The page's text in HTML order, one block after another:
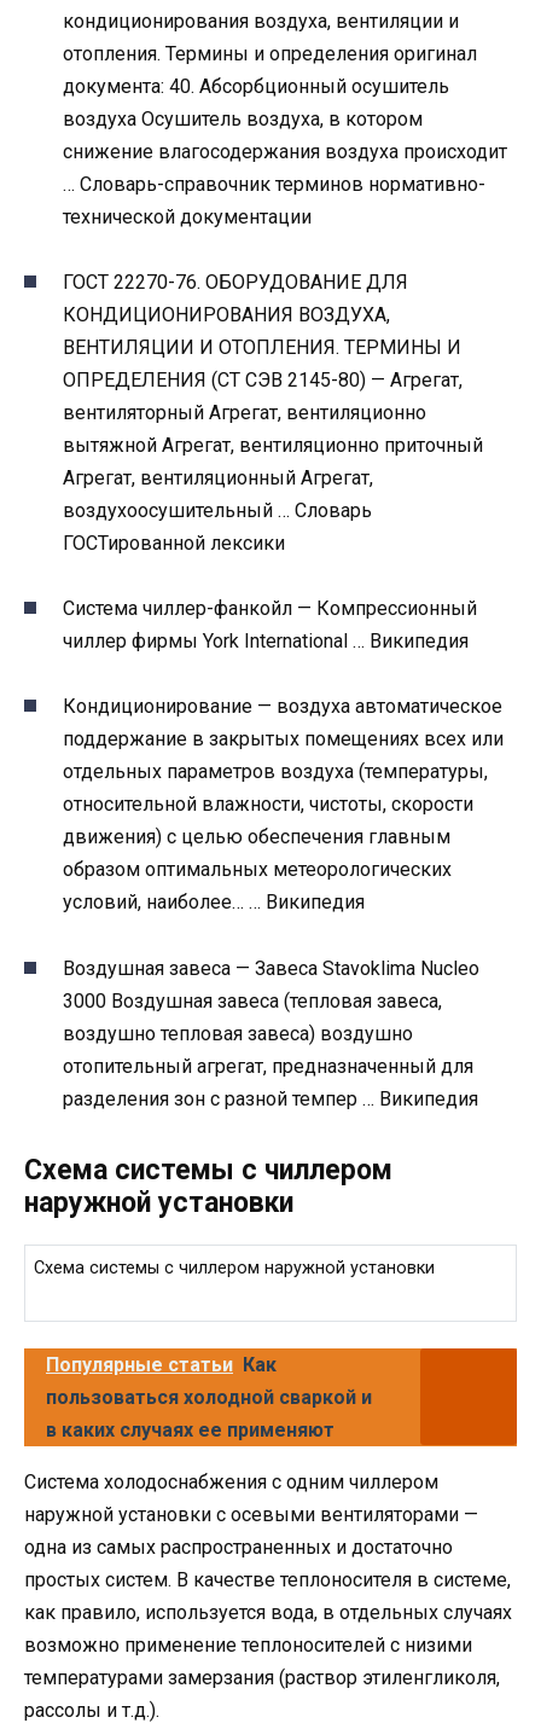
кондиционирования воздуха, вентиляции и
отопления. Термины и определения оригинал
документа: 40. Абсорбционный осушитель
воздуха Осушитель воздуха, в котором
снижение влагосодержания воздуха происходит
… Словарь-справочник терминов нормативно-
технической документации
ГОСТ 22270-76. ОБОРУДОВАНИЕ ДЛЯ
КОНДИЦИОНИРОВАНИЯ ВОЗДУХА,
ВЕНТИЛЯЦИИ И ОТОПЛЕНИЯ. ТЕРМИНЫ И
ОПРЕДЕЛЕНИЯ (СТ СЭВ 2145-80) — Агрегат,
вентиляторный Агрегат, вентиляционно
вытяжной Агрегат, вентиляционно приточный
Агрегат, вентиляционный Агрегат,
воздухоосушительный … Словарь
ГОСТированной лексики
Система чиллер-фанкойл — Компрессионный
чиллер фирмы York International … Википедия
Кондиционирование — воздуха автоматическое
поддержание в закрытых помещениях всех или
отдельных параметров воздуха (температуры,
относительной влажности, чистоты, скорости
движения) с целью обеспечения главным
образом оптимальных метеорологических
условий, наиболее… … Википедия
Воздушная завеса — Завеса Stavoklima Nucleo
3000 Воздушная завеса (тепловая завеса,
воздушно тепловая завеса) воздушно
отопительный агрегат, предназначенный для
разделения зон с разной темпер … Википедия
Схема системы с чиллером
наружной установки
Схема системы с чиллером наружной установки
Популярные статьи Как
пользоваться холодной сваркой и
в каких случаях ее применяют
Система холодоснабжения с одним чиллером
наружной установки с осевыми вентиляторами —
одна из самых распространенных и достаточно
простых систем. В качестве теплоносителя в системе,
как правило, используется вода, в отдельных случаях
возможно применение теплоносителей с низими
температурами замерзания (раствор этиленгликоля,
рассолы и т.д.).